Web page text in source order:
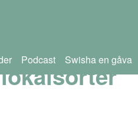
Podcast Swisha en gåva